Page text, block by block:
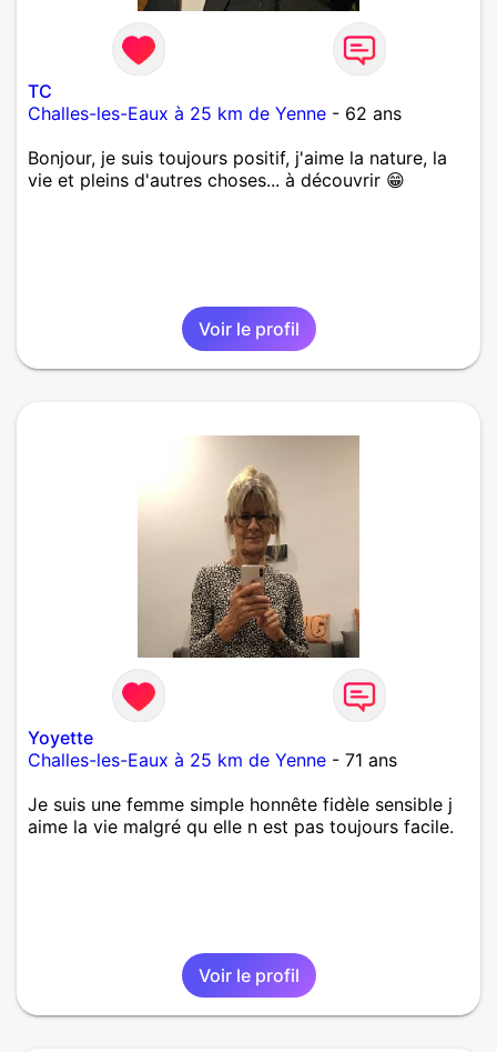
TC
Challes-les-Eaux à 25 km de Yenne - 62 ans
Bonjour, je suis toujours positif, j'aime la nature, la
vie et pleins d'autres choses... à découvrir 😁
Voir le profil
Yoyette
Challes-les-Eaux à 25 km de Yenne - 71 ans
Je suis une femme simple honnête fidèle sensible j
aime la vie malgré qu elle n est pas toujours facile.
Voir le profil